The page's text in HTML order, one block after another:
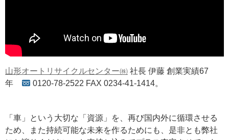
山形オートリサイクルセンター㈱ 社長 伊藤 創業実績67
年
0120-78-2522 FAX 0234-41-1414。
「車」という大切な「資源」を、再び国内外に循環させる
ため、また持続可能な未来を作るためにも、是非とも弊社